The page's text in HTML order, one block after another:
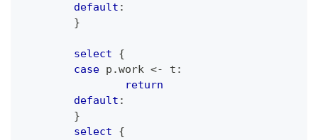
default :
}
select
{
case p .work <- t :
return
default :
}
select
{